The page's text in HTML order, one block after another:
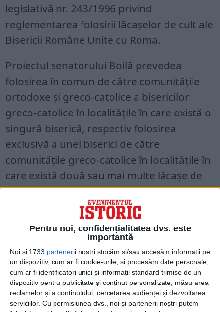
Pentru noi, confidențialitatea dvs. este
importantă
Noi și 1733 partenerii noștri stocăm și/sau accesăm informații pe
un dispozitiv, cum ar fi cookie-urile, și procesăm date personale,
cum ar fi identificatori unici și informații standard trimise de un
dispozitiv pentru publicitate și conținut personalizate, măsurarea
reclamelor și a conținutului, cercetarea audienței și dezvoltarea
serviciilor. Cu permisiunea dvs., noi și partenerii noștri putem
legislativă nr. 243/1996 privind
reglementarea folosirii lăcașelor de cult ale
Bisericii Române Unite cu Roma.
Proiectul senatorului Boilă prevedea
folosirea în comun de către comunitățile
ortodoxe și greco-catolice a bisericilor
greco-catolice în localitățile în care există o
singură biserică, respectiv folosirea
exclusivă a unei biserici de către
comunitățile greco-catolice în localitățile în
care există două sau mai multe lăcașe de
cult.